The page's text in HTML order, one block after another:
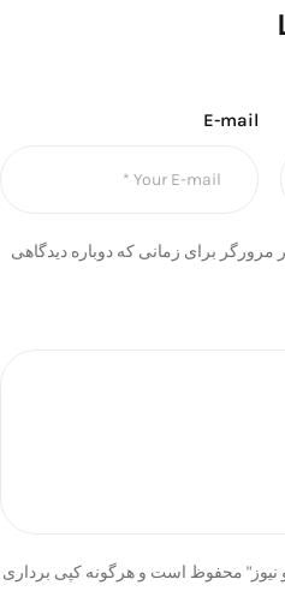
E-mail
مرورگر برای زمانی که دوباره دیدگاهی
نیوز" محفوظ است و هرگونه کپی برداری